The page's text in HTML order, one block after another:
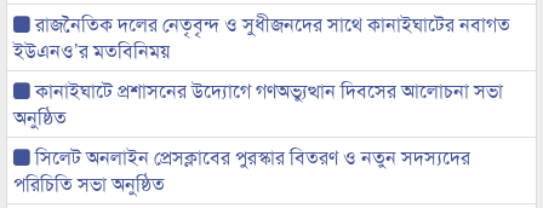
রাজনৈতিক দলের নেতৃবৃন্দ ও সুধীজনদের সাথে কানাইঘাটের নবাগত
ইউএনও’র মতবিনিময়
কানাইঘাটে প্রশাসনের উদ্যোগে গণঅভ্যুত্থান দিবসের আলোচনা সভা
অনুষ্ঠিত
সিলেট অনলাইন প্রেসক্লাবের পুরস্কার বিতরণ ও নতুন সদস্যদের
পরিচিতি সভা অনুষ্ঠিত